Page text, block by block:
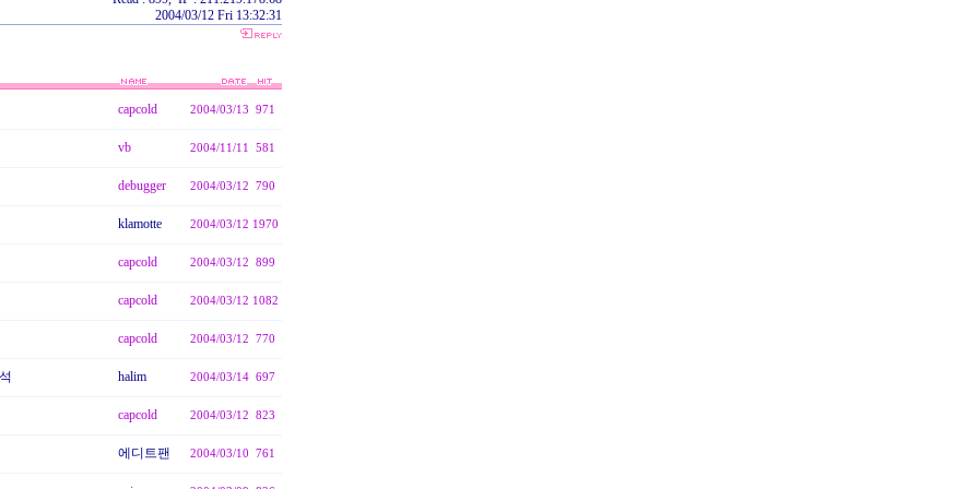
2004/03/12 Fri 13:32:31
capcold 2004/03/13 971
vb 2004/11/11 581
debugger 2004/03/12 790
klamotte 2004/03/12 1970
capcold 2004/03/12 899
capcold 2004/03/12 1082
capcold 2004/03/12 770
halim 2004/03/14 697
capcold 2004/03/12 823
에디트팬 2004/03/10 761